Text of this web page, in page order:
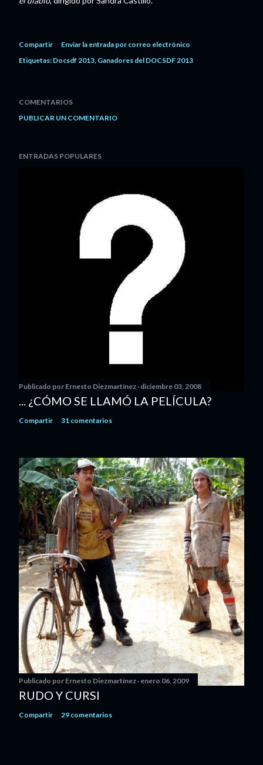
Compartir
Enviar la entrada por correo electrónico
Etiquetas: Docsdf 2013 Ganadores del DOCSDF 2013
COMENTARIOS
PUBLICAR UN COMENTARIO
ENTRADAS POPULARES
Publicado por Ernesto Diezmartínez diciembre 03, 2008
... ¿CÓMO SE LLAMÓ LA PELÍCULA?
Compartir 31 comentarios
Publicado por Ernesto Diezmartínez enero 06, 2009
RUDO Y CURSI
Compartir 29 comentarios